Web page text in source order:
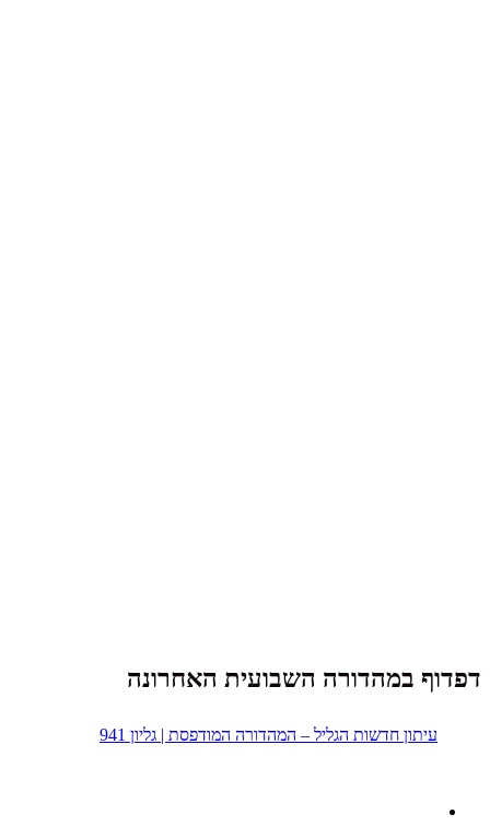
דפדוף במהדורה השבועית האחרונה
עיתון חדשות הגליל – המהדורה המודפסת | גליון 941